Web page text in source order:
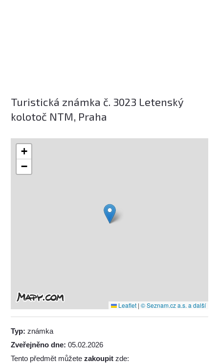
Turistická známka č. 3023 Letenský
kolotoč NTM, Praha
+
−
Leaflet | © Seznam.cz a.s. a další
Typ:známka
Zveřejněno dne:05.02.2026
Tento předmět můžetezakoupit zde: